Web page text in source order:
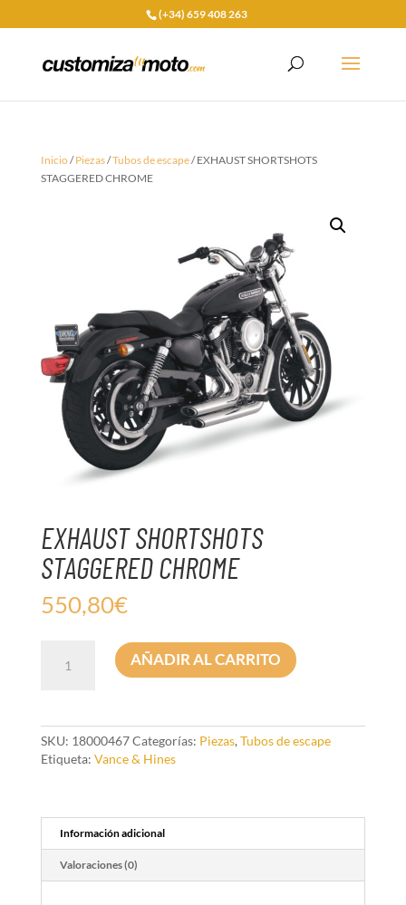
(+34) 659 408 263
Inicio/Piezas/Tubos de escape/ EXHAUST SHORTSHOTS
STAGGERED CHROME
EXHAUST SHORTSHOTS
STAGGERED CHROME
550,80€
SHORTSHOTS
AÑADIR AL CARRITO
SKU: 18000467Categorías: Piezas, Tubos de escape
Etiqueta: Vance & Hines
Información adicional
Valoraciones (0)